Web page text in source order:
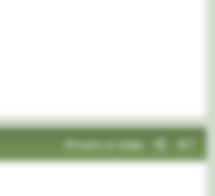
Искать в теме #7